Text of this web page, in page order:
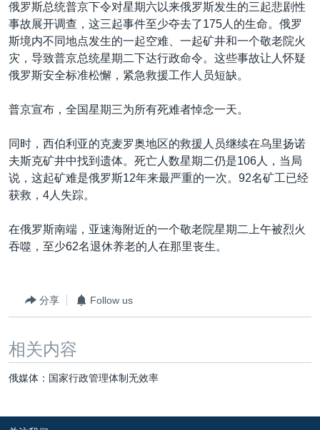
跳
转
到
跳
到
索
国际
最新国际新闻
印太
欧洲
非洲
美洲
全球议题
分类新闻
经济·金融·贸易
科教·文娱·体健
军事
劳工
环境
美中关系
白宫要闻
国会报道
美中关系
美国建国250周年
美国之音专访
台海两岸关系
南中国海争端
关注西藏
关注新疆
VOA视频
VOA今日焦点
中文广播
关注我们
其他语言网站
俄罗斯总统普京下令对星期六以来俄罗斯发生的三起悲剧性
事故展开调查，这三起事件至少夺去了175人的生命。俄罗
斯境内不同地点发生的一起空难、一起矿井和一个敬老院火
灾，导致普京总统星期二下达行政命令。这些事故让人怀疑
俄罗斯安全标准松懈，紧急救援工作人员短缺。
普京宣布，全国星期三为所有死难者悼念一天。
同时，西伯利亚的克麦罗奥地区的救援人员继续在乌里扬诺
夫斯克矿井中找到遗体。死亡人数星期二仍是106人，当局
说，这起矿难是俄罗斯12年来最严重的一次。92名矿工已经
获救，4人失踪。
在俄罗斯南端，亚速海附近的一个敬老院星期二上午被烈火
吞噬，至少62名退休养老的人在那里丧生。
分享 Follow us
相关内容
俄媒体：国家行政管理体制无效率